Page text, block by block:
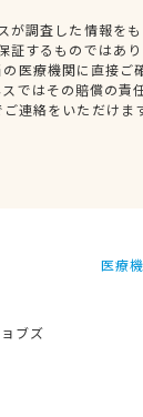
が調査した情報を
証するものではあ
医療機関に直接ご
ではその賠償の責
連絡をいただけま
ブズ
医療